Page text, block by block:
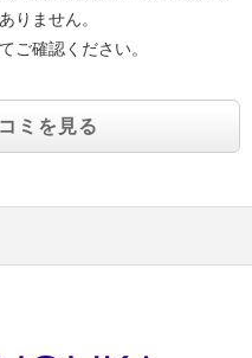
りません。
ご確認ください。
ミを見る